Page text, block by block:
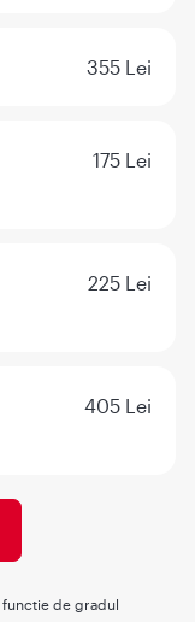
355 Lei
175 Lei
225 Lei
405 Lei
functie de gradul